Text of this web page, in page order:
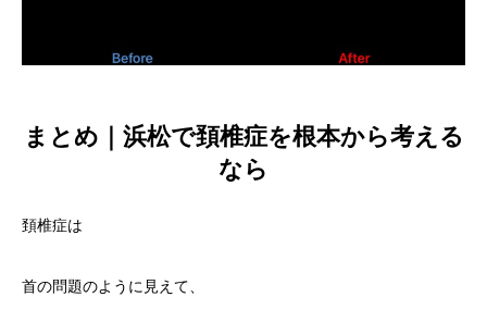
まとめ｜浜松で頚椎症を根本から考える
なら
頚椎症は
首の問題のように見えて、